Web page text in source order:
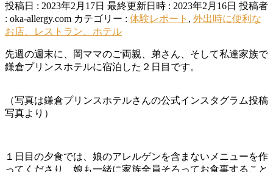
投稿日 : 2023年2月17日 最終更新日時 : 2023年2月16日 投稿者
: oka-allergy.com カテゴリー : 体験レポート , 外出時に便利な
お店、レストラン、ホテル
先週の週末に、岡ママのご両親、弟さん、そして私達家族で
鎌倉プリンスホテルに宿泊した２日目です。
（写真は鎌倉プリンスホテルさんの公式インスタグラム投稿
写真より）
１日目の夕食では、娘のアレルゲンを含まないメニューを作
ってくださり、娘も一緒に家族全員そろってお食事すること